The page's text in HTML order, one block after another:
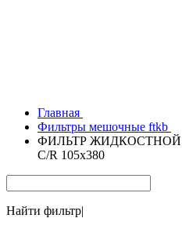
Главная
Фильтры мешочные ftkb
ФИЛЬТР ЖИДКОСТНОЙ
С/R 105х380
Найти фильтр|